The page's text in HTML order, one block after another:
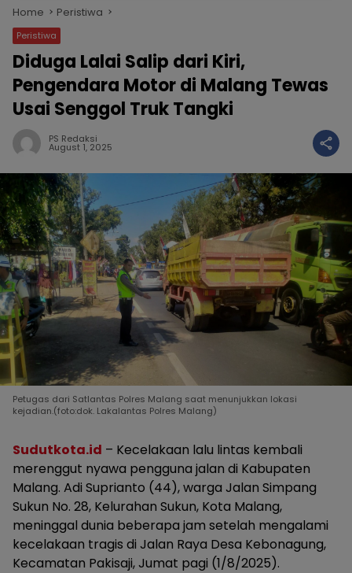
Home Peristiwa
Peristiwa
Diduga Lalai Salip dari Kiri,
Pengendara Motor di Malang Tewas
Usai Senggol Truk Tangki
PS Redaksi
August 1, 2025
Petugas dari Satlantas Polres Malang saat menunjukkan lokasi
kejadian.(foto:dok. Lakalantas Polres Malang)
Sudutkota.id – Kecelakaan lalu lintas kembali
merenggut nyawa pengguna jalan di Kabupaten
Malang. Adi Suprianto (44), warga Jalan Simpang
Sukun No. 28, Kelurahan Sukun, Kota Malang,
meninggal dunia beberapa jam setelah mengalami
kecelakaan tragis di Jalan Raya Desa Kebonagung,
Kecamatan Pakisaji, Jumat pagi (1/8/2025).